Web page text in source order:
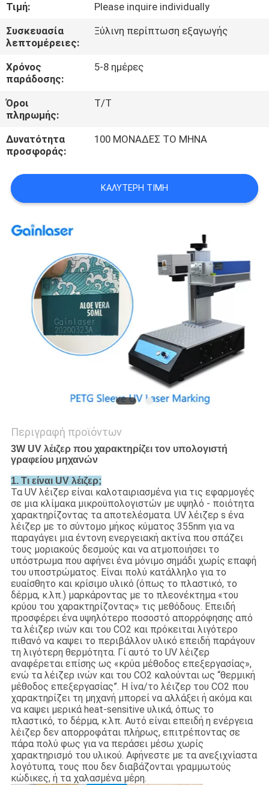
ΣΕ
ΕΠΑΦΉ
ΖΗΤΉΣΤΕ
ΈΝΑ
ΑΠΌΣΠΑΣΜΑ
SITEMAP
PRIVACY
POLICY
Τιμή:
Please inquire individually
Συσκευασία
λεπτομέρειες:
Ξύλινη περίπτωση εξαγωγής
Χρόνος
παράδοσης:
5-8 ημέρες
Όροι
πληρωμής:
T/T
Δυνατότητα
προσφοράς:
100 ΜΟΝΑΔΕΣ ΤΟ ΜΗΝΑ
ΚΑΛΎΤΕΡΗ ΤΙΜΉ
Περιγραφή προϊόντων
3W UV λέιζερ που χαρακτηρίζει τον υπολογιστή
γραφείου μηχανών
1.Τι είναι UV λέιζερ;
Τα UV λέιζερ είναι καλοταιριασμένα για τις εφαρμογές
σε μια κλίμακα μικροϋπολογιστών με υψηλό - ποιότητα
χαρακτηρίζοντας τα αποτελέσματα. UV λέιζερ s ένα
λέιζερ με το σύντομο μήκος κύματος 355nm για να
παραγάγει μια έντονη ενεργειακή ακτίνα που σπάζει
τους μοριακούς δεσμούς και να ατμοποιήσει το
υπόστρωμα που αφήνει ένα μόνιμο σημάδι χωρίς επαφή
του υποστρώματος. Είναι πολύ κατάλληλο για το
ευαίσθητο και κρίσιμο υλικό (όπως το πλαστικό, το
δέρμα, κ.λπ.) μαρκάροντας με το πλεονέκτημα «του
κρύου του χαρακτηρίζοντας» τις μεθόδους. Επειδή
προσφέρει ένα υψηλότερο ποσοστό απορρόφησης από
τα λέιζερ ινών και του CO2 και πρόκειται λιγότερο
πιθανό να καψει το περιβάλλον υλικό επειδή παράγουν
τη λιγότερη θερμότητα. Γί αυτό το UV λέιζερ
αναφέρεται επίσης ως «κρύα μέθοδος επεξεργασίας»,
ενώ τα λέιζερ ινών και του CO2 καλούνται ως “θερμική
μέθοδος επεξεργασίας”. Η ίνα/το λέιζερ του CO2 που
χαρακτηρίζει τη μηχανή μπορεί να αλλάξει ή ακόμα και
να καψει μερικά heat-sensitive υλικά, όπως το
πλαστικό, το δέρμα, κ.λπ. Αυτό είναι επειδή η ενέργεια
λέιζερ δεν απορροφάται πλήρως, επιτρέποντας σε
πάρα πολύ φως για να περάσει μέσω χωρίς
χαρακτηρισμό του υλικού. Αφήνεστε με τα ανεξιχνίαστα
λογότυπα, τους που δεν διαβάζονται γραμμωτούς
κώδικες, ή τα χαλασμένα μέρη.